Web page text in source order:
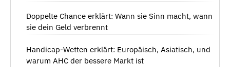
Doppelte Chance erklärt: Wann sie Sinn macht, wann
sie dein Geld verbrennt
Handicap-Wetten erklärt: Europäisch, Asiatisch, und
warum AHC der bessere Markt ist